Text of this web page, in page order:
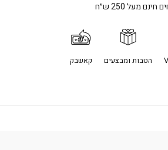
מעל 250 ש״ח
הטבות ומבצעים קאשבק